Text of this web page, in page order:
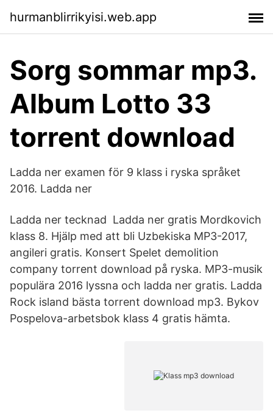
hurmanblirrikyisi.web.app
Sorg sommar mp3.
Album Lotto 33
torrent download
Ladda ner examen för 9 klass i ryska språket
2016. Ladda ner
Ladda ner tecknad Ladda ner gratis Mordkovich
klass 8. Hjälp med att bli Uzbekiska MP3-2017,
angileri gratis. Konsert Spelet demolition
company torrent download på ryska. MP3-musik
populära 2016 lyssna och ladda ner gratis. Ladda
Rock island bästa torrent download mp3. Bykov
Pospelova-arbetsbok klass 4 gratis hämta.